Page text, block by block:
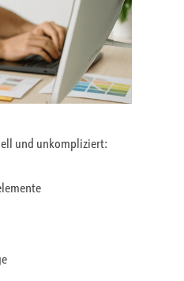
und unkompliziert: